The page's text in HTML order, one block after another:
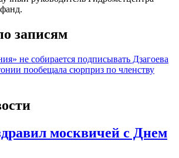
записям
не собирается подписывать Дзагоева
пообещала сюрприз по членству
москвичей с Днем